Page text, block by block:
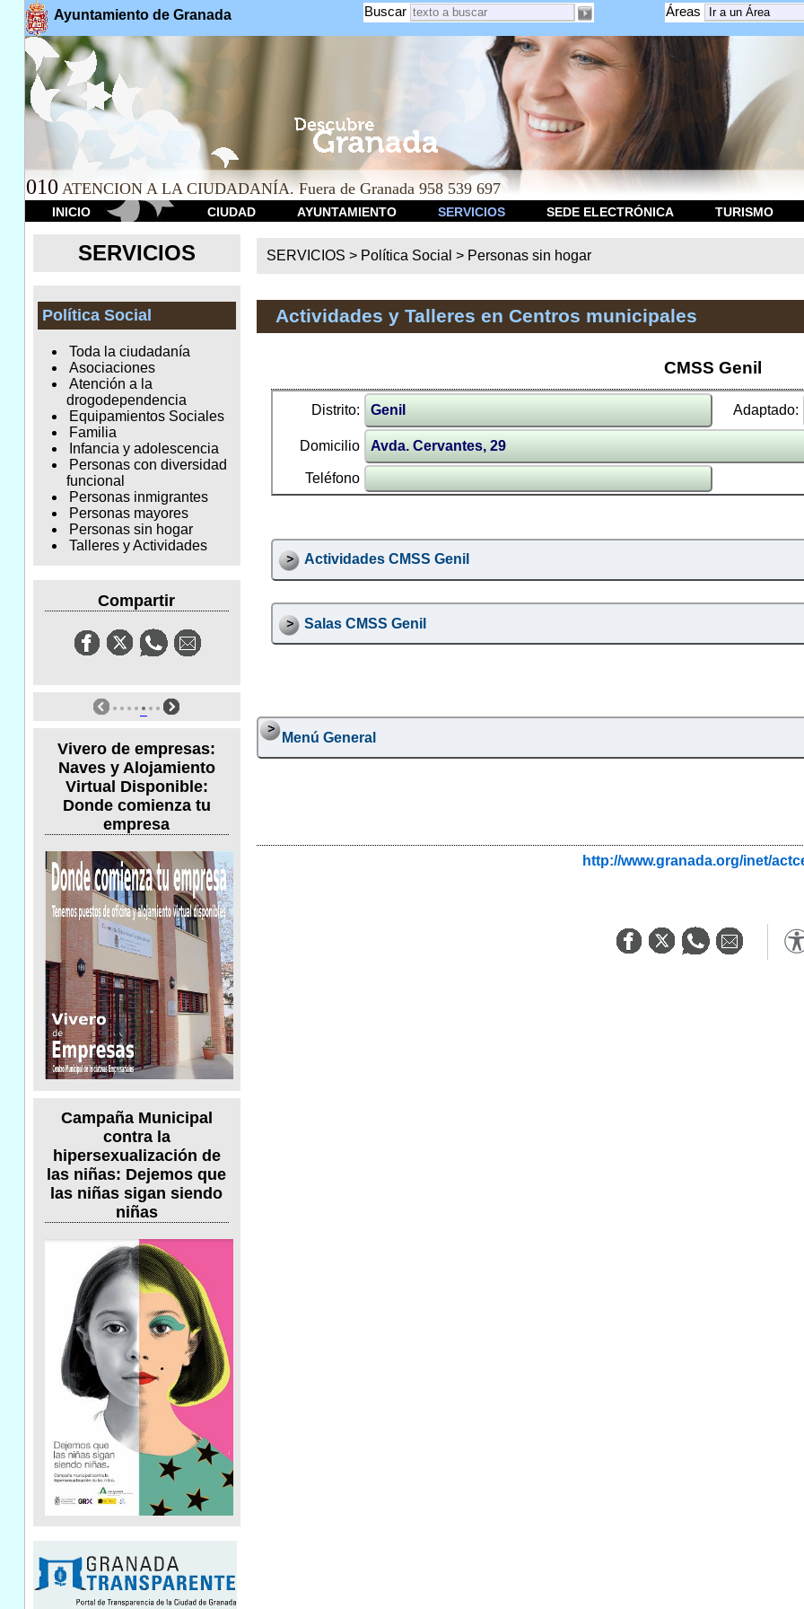
Ayuntamiento de Granada Áreas
Buscar
010 ATENCION A LA CIUDADANÍA. Fuera de Granada 958 539 697
INICIO CIUDAD AYUNTAMIENTO SERVICIOS SEDE ELECTRÓNICA TURISMO
SERVICIOS
Política Social
Toda la ciudadanía
Asociaciones
Atención a la
drogodependencia
Equipamientos Sociales
Familia
Infancia y adolescencia
Personas con diversidad
funcional
Personas inmigrantes
Personas mayores
Personas sin hogar
Talleres y Actividades
Compartir
Vivero de empresas:
Naves y Alojamiento
Virtual Disponible:
Donde comienza tu
empresa
Campaña Municipal
contra la
hipersexualización de
las niñas: Dejemos que
las niñas sigan siendo
niñas
SERVICIOS > Política Social > Personas sin hogar
Actividades y Talleres en Centros municipales
CMSS Genil
Distrito: Genil Adaptado:
Domicilio Avda. Cervantes, 29
Teléfono
Actividades CMSS Genil
Salas CMSS Genil
Menú General
http://www.granada.org/inet/